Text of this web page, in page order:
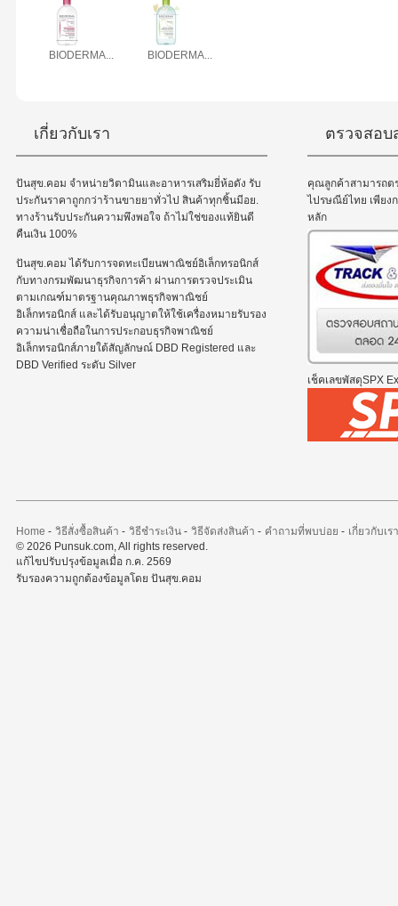
BIODERMA... BIODERMA...
เกี่ยวกับเรา
ปันสุข.คอม จำหน่ายวิตามินและอาหารเสริมยี่ห้อดัง รับ
ประกันราคาถูกกว่าร้านขายยาทั่วไป สินค้าทุกชิ้นมีอย.
ทางร้านรับประกันความพึงพอใจ ถ้าไม่ใช่ของแท้ยินดี
คืนเงิน 100%
ปันสุข.คอม ได้รับการจดทะเบียนพาณิชย์อิเล็กทรอนิกส์
กับทางกรมพัฒนาธุรกิจการค้า ผ่านการตรวจประเมิน
ตามเกณฑ์มาตรฐานคุณภาพธุรกิจพาณิชย์
อิเล็กทรอนิกส์ และได้รับอนุญาตให้ใช้เครื่องหมายรับรอง
ความน่าเชื่อถือในการประกอบธุรกิจพาณิชย์
อิเล็กทรอนิกส์ภายใต้สัญลักษณ์ DBD Registered และ
DBD Verified ระดับ Silver
ตรวจสอ
คุณลูกค้าสามารถต
ไปรษณีย์ไทย เพียง
หลัก
เช็คเลขพัสดุSPX
Home - วิธีสั่งซื้อสินค้า - วิธีชำระเงิน- วิธีจัดส่งสินค้า - คำถามที่พบบ่อย - เกี่ยวกับเรา
© 2026 Punsuk.com, All rights reserved.
แก้ไขปรับปรุงข้อมูลเมื่อ ก.ค. 2569
รับรองความถูกต้องข้อมูลโดย ปันสุข.คอม